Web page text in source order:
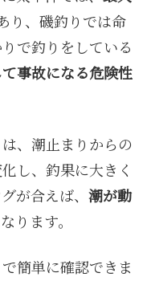
り、磯釣りでは命
で釣りをしている
事故になる危険性
、潮止まりからの
し、釣果に大きく
が合えば、 潮が動
ります。
簡単に確認できま